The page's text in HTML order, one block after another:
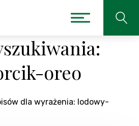
oreo
dla wyrażenia: lodowy-